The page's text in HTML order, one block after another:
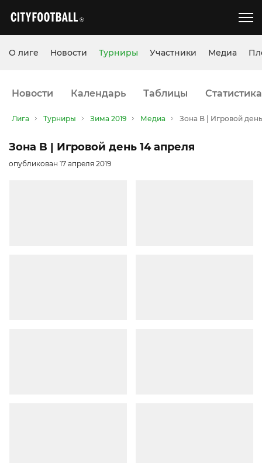
О лиге Новости Турниры Участники Медиа
Новости Календарь Таблицы Статистика
Лига Турниры Зима 2019 Медиа Зона B | Игровой
Зона B | Игровой день 14 апреля
опубликован 17 апреля 2019